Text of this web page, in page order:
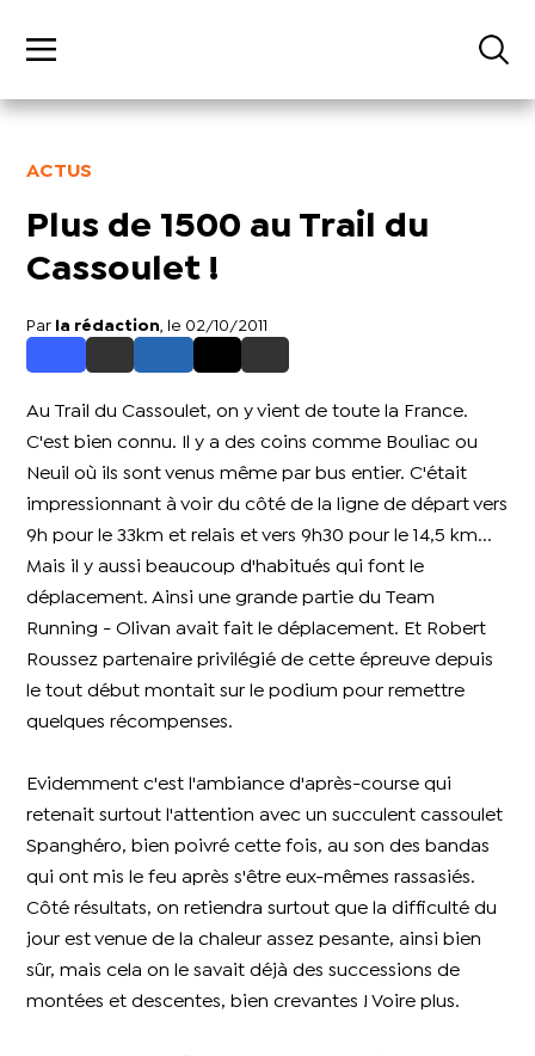
ACTUS
Plus de 1500 au Trail du
Cassoulet !
Par la rédaction , le 02/10/2011
Au Trail du Cassoulet, on y vient de toute la France.
C'est bien connu. Il y a des coins comme Bouliac ou
Neuil où ils sont venus même par bus entier. C'était
impressionnant à voir du côté de la ligne de départ vers
9h pour le 33km et relais et vers 9h30 pour le 14,5 km...
Mais il y aussi beaucoup d'habitués qui font le
déplacement. Ainsi une grande partie du Team
Running - Olivan avait fait le déplacement. Et Robert
Roussez partenaire privilégié de cette épreuve depuis
le tout début montait sur le podium pour remettre
quelques récompenses.
Evidemment c'est l'ambiance d'après-course qui
retenait surtout l'attention avec un succulent cassoulet
Spanghéro, bien poivré cette fois, au son des bandas
qui ont mis le feu après s'être eux-mêmes rassasiés.
Côté résultats, on retiendra surtout que la difficulté du
jour est venue de la chaleur assez pesante, ainsi bien
sûr, mais cela on le savait déjà des successions de
montées et descentes, bien crevantes ! Voire plus.